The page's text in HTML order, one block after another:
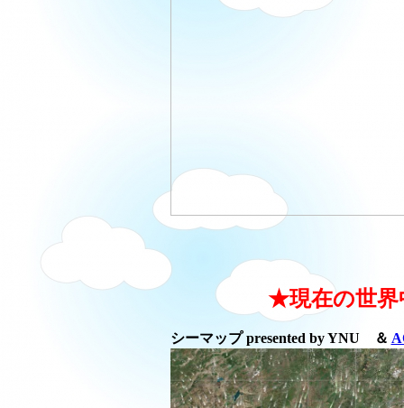
★現在の世界
シーマップ presented by YNU ＆